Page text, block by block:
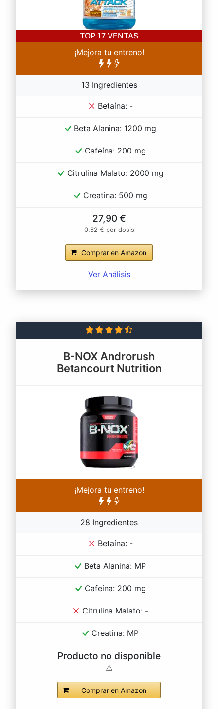
TOP 17 VENTAS
¡Mejora tu entreno!
13 Ingredientes
Betaína: -
Beta Alanina: 1200 mg
Cafeína: 200 mg
Citrulina Malato: 2000 mg
Creatina: 500 mg
27,90 €
0,62 € por dosis
Comprar en Amazon
Ver Análisis
B-NOX Androrush
Betancourt Nutrition
¡Mejora tu entreno!
28 Ingredientes
Betaína: -
Beta Alanina: MP
Cafeína: 200 mg
Citrulina Malato: -
Creatina: MP
Producto no disponible
Comprar en Amazon